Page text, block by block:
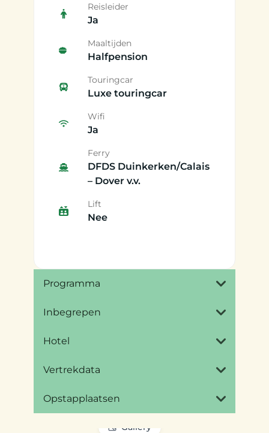
Programma
Inbegrepen
Hotel
Vertrekdata
Opstapplaatsen
Reisleider
Ja
Maaltijden
Halfpension
Touringcar
Luxe touringcar
Wifi
Ja
Ferry
DFDS Duinkerken/Calais
– Dover v.v.
Lift
Nee
Gallery